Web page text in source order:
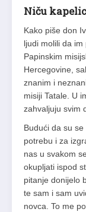
Niču
Kako piše don
ljudi molili da
Papinskim
Hercegovine,
znanim i
misiji Tatale. U
zahvaljuju svim
Budući da su
potrebu i za
nas u svakom
okupljati ispod
pitanje donijelo
te sam i sam
novca. To me